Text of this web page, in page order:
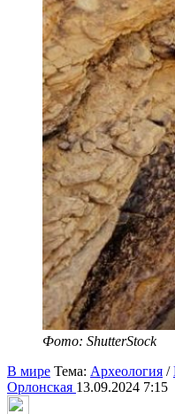
Фото: ShutterStock
В мире Тема: Археология /
Орлонская 13.09.2024 7:15